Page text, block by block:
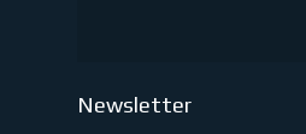
Newsletter